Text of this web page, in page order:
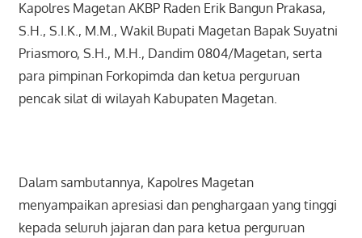
Kapolres Magetan AKBP Raden Erik Bangun Prakasa,
S.H., S.I.K., M.M., Wakil Bupati Magetan Bapak Suyatni
Priasmoro, S.H., M.H., Dandim 0804/Magetan, serta
para pimpinan Forkopimda dan ketua perguruan
pencak silat di wilayah Kabupaten Magetan.
Dalam sambutannya, Kapolres Magetan
menyampaikan apresiasi dan penghargaan yang tinggi
kepada seluruh jajaran dan para ketua perguruan